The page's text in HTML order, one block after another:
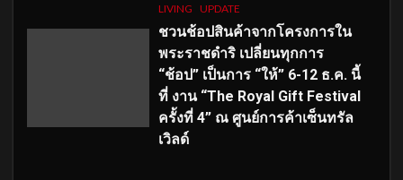
LIVING UPDATE
ชวนช้อปสินค้าจากโครงการใน
พระราชดำริ เปลี่ยนทุกการ
“ช้อป” เป็นการ “ให้” 6-12 ธ.ค. นี้
ที่ งาน “The Royal Gift Festival
ครั้งที่ 4” ณ ศูนย์การค้าเซ็นทรัล
เวิลด์